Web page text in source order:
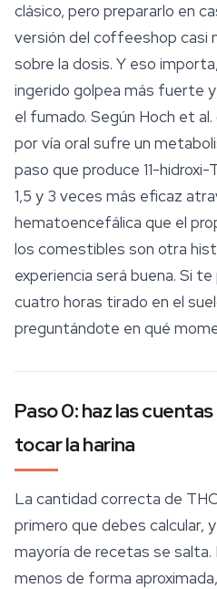
clásico, pero prepararlo en
versión del coffeeshop casi
sobre la dosis. Y eso
ingerido golpea más fuerte
el fumado. Según Hoch et
por vía oral sufre un
paso que produce 11-
1,5 y 3 veces más eficaz
hematoencefálica que el
los comestibles son otra
experiencia será buena. Si
cuatro horas tirado en el
preguntándote en qué
Paso 0: haz las
tocar la harina
La cantidad correcta de
primero que debes calcular,
mayoría de recetas se salta.
menos de forma